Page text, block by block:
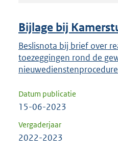
uw
keuze
te
bevestigen.
Bijlage bij
Beslisnota bij brief over
toezeggingen rond de
Datum publicatie
15-06-2023
Vergaderjaar
2022-2023